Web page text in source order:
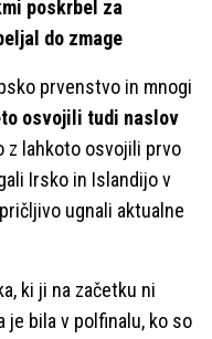
poskrbel za
do zmage
prvenstvo in mnogi
osvojili tudi naslov
z lahkoto osvojili prvo
Irsko in Islandijo v
ugnali aktualne
ki ji na začetku ni
je bila v polfinalu, ko so